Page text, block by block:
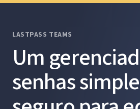
LASTPASS TEAMS
Um
senhas